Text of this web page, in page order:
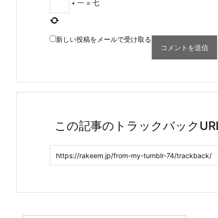
+ 一 = 七
新しい投稿をメールで受け取る
この記事のトラックバック